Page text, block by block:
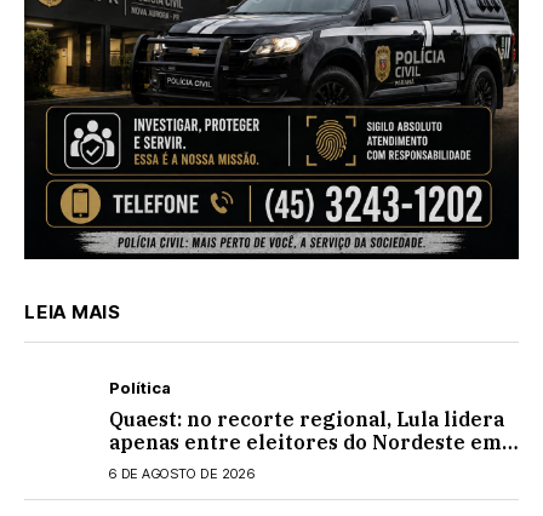
LEIA MAIS
Política
Quaest: no recorte regional, Lula lidera
apenas entre eleitores do Nordeste em
eventual 2º turno contra Flávio
6 DE AGOSTO DE 2026